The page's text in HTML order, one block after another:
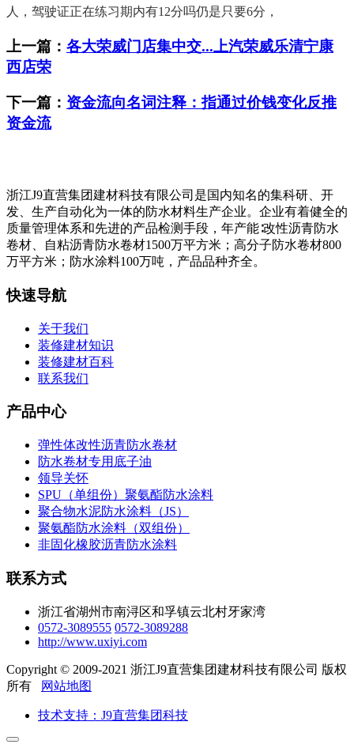
人，驾驶证正在练习期内有12分吗仍是只要6分，
上一篇： 各大荣威门店集中交...上汽荣威乐清宁康
西店荣
下一篇： 资金流向名词注释：指通过价钱变化反推
资金流
浙江J9直营集团建材科技有限公司是国内知名的集科研、开
发、生产自动化为一体的防水材料生产企业。企业有着健全的
质量管理体系和先进的产品检测手段，年产能∶改性沥青防水
卷材、自粘沥青防水卷材1500万平方米；高分子防水卷材800
万平方米；防水涂料100万吨，产品品种齐全。
快速导航
关于我们
装修建材知识
装修建材百科
联系我们
产品中心
弹性体改性沥青防水卷材
防水卷材专用底子油
领导关怀
SPU（单组份）聚氨酯防水涂料
聚合物水泥防水涂料（JS）
聚氨酯防水涂料（双组份）
非固化橡胶沥青防水涂料
联系方式
浙江省湖州市南浔区和孚镇云北村牙家湾
0572-3089555 0572-3089288
http://www.uxiyi.com
Copyright © 2009-2021 浙江J9直营集团建材科技有限公司 版权
所有
网站地图
技术支持：J9直营集团科技